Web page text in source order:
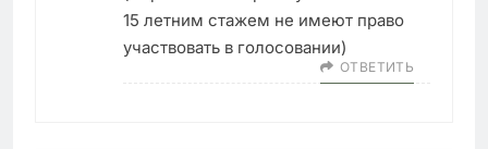
15 летним стажем не имеют право
участвовать в голосовании)
ОТВЕТИТЬ